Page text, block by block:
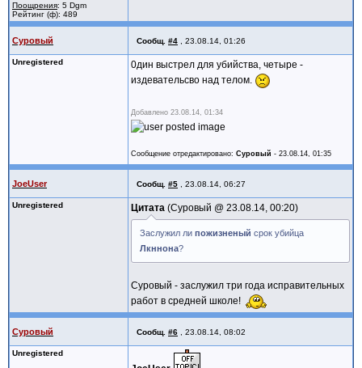
Поощрения: 5 Dgm
Рейтинг (ф): 489
Суровый Сообщ. #4 23.08.14, 01:26
Unregistered
0дин выстрел для убийства, четыре -
издевательсво над телом.
Добавлено 23.08.14, 01:34
Сообщение отредактировано: Суровый - 23.08.14, 01:35
JoeUser Сообщ. #5 23.08.14, 06:27
Unregistered Цитата Суровый @ 23.08.14, 00:20
Заслужил ли пожизненый срок убийца
Лкннона?
Суровый - заслужил три года исправительных
работ в средней школе!
Суровый Сообщ. #6 23.08.14, 08:02
Unregistered